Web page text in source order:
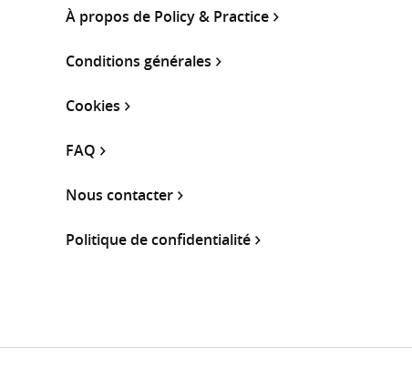
À propos de Policy & Practice
Conditions générales
Cookies
FAQ
Nous contacter
Politique de confidentialité